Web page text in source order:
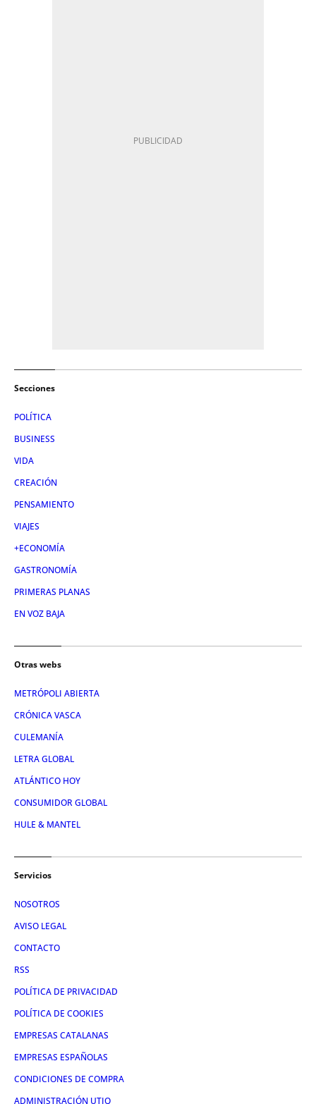
Secciones
POLÍTICA
BUSINESS
VIDA
CREACIÓN
PENSAMIENTO
VIAJES
+ECONOMÍA
GASTRONOMÍA
PRIMERAS PLANAS
EN VOZ BAJA
Otras webs
METRÓPOLI ABIERTA
CRÓNICA VASCA
CULEMANÍA
LETRA GLOBAL
ATLÁNTICO HOY
CONSUMIDOR GLOBAL
HULE & MANTEL
Servicios
NOSOTROS
AVISO LEGAL
CONTACTO
RSS
POLÍTICA DE PRIVACIDAD
POLÍTICA DE COOKIES
EMPRESAS CATALANAS
EMPRESAS ESPAÑOLAS
CONDICIONES DE COMPRA
ADMINISTRACIÓN UTIQ